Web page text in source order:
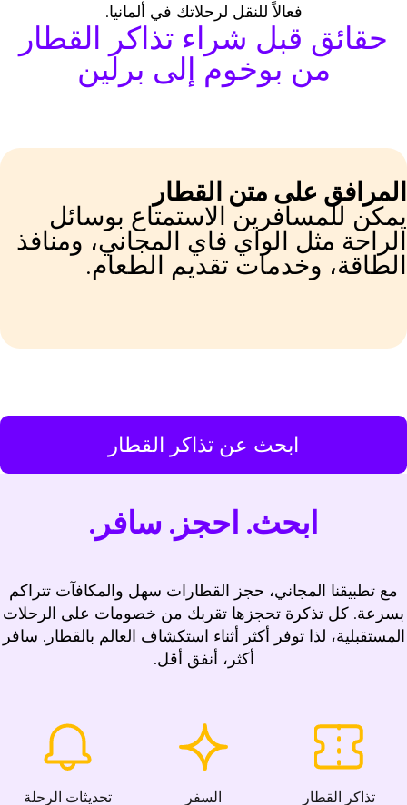
فعالاً للنقل لرحلاتك في ألمانيا.
حقائق قبل شراء تذاكر القطار
من بوخوم إلى برلين
على متن القطار
للمسافرين الاستمتاع بوسائل
مثل الواي فاي المجاني، ومنافذ
وخدمات تقديم الطعام.
ابحث عن تذاكر القطار
ابحث. احجز. سافر.
مع تطبيقنا المجاني، حجز القطارات سهل والمكافآت تتراكم
بسرعة. كل تذكرة تحجزها تقربك من خصومات على الرحلات
المستقبلية، لذا توفر أكثر أثناء استكشاف العالم بالقطار. سافر
أكثر، أنفق أقل.
تذاكر القطار
السفر
تحديثات الرحلة